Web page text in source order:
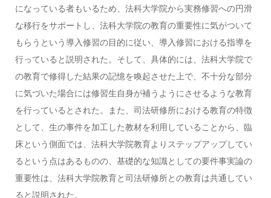
になっている者もいるため、法科大学院から実務修習への円滑
な移行をサポートし、法科大学院の教育の重要性に気がついて
もらうという導入修習の目的に従い、導入修習における指導を
行っていると説明された。そして、具体的には、法科大学院で
の教育で修得した結果の記憶を喚起させた上で、不十分な部分
に気づいた場合には修習生自身が補うようにさせるような教育
を行っているとされた。また、司法研修所における教育の特徴
として、生の事件を加工した教材を利用していることから、臨
床という側面では、法科大学院教育よりステップアップしてい
るという点はあるものの、基礎的な知識としての要件事実論の
重要性は、法科大学院教育と司法研修所との教育は共通してい
ると説明された。